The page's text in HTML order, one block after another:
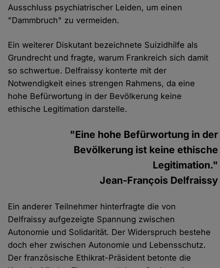
Ausschluss psychiatrischer Leiden, um einen
"Dammbruch" zu vermeiden.
Ein weiterer Diskutant bezeichnete Suizidhilfe als
Grundrecht und fragte, warum Frankreich sich damit
so schwertue. Delfraissy konterte mit der
Notwendigkeit eines strengen Rahmens, da eine
hohe Befürwortung in der Bevölkerung keine
ethische Legitimation darstelle.
"Eine hohe Befürwortung in der
Bevölkerung ist keine ethische
Legitimation."
Jean-François Delfraissy
Ein anderer Teilnehmer hinterfragte die von
Delfraissy aufgezeigte Spannung zwischen
Autonomie und Solidarität. Der Widerspruch bestehe
doch eher zwischen Autonomie und Lebensschutz.
Der französische Ethikrat-Präsident betonte die